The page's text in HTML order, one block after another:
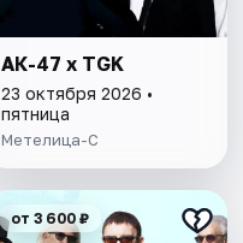
АК-47 х TGK
23 октября 2026 •
пятница
Метелица-С
от 3 600 ₽